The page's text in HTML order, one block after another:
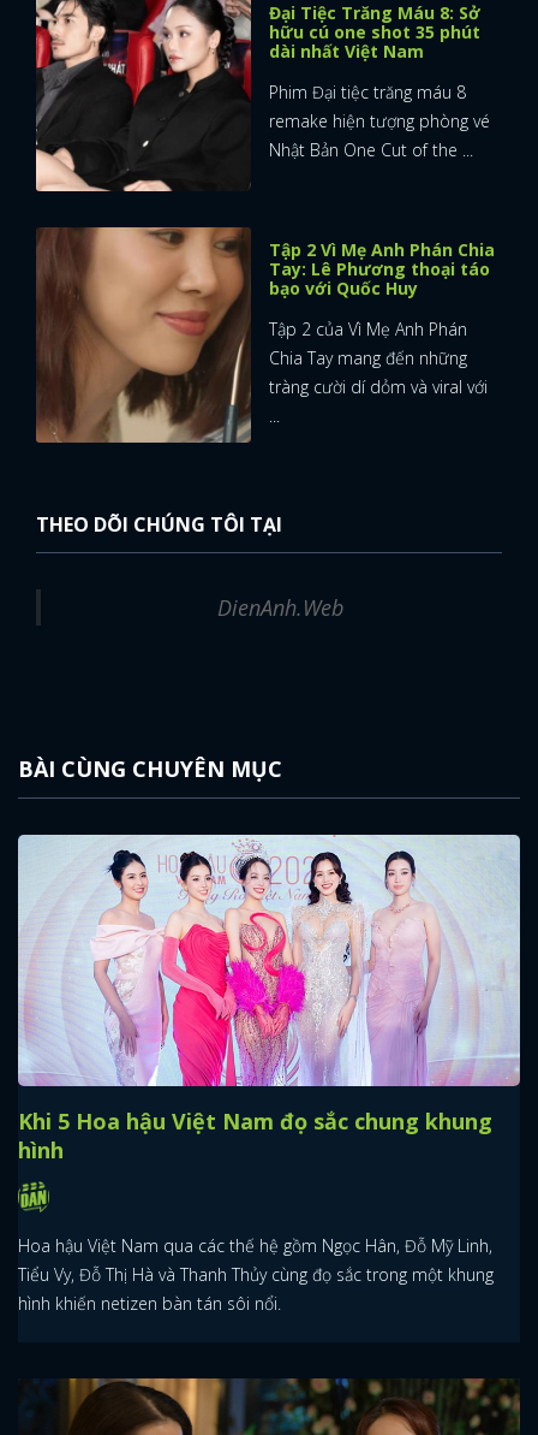
Đại Tiệc Trăng Máu 8: Sở
hữu cú one shot 35 phút
dài nhất Việt Nam
Phim Đại tiệc trăng máu 8
remake hiện tượng phòng vé
Nhật Bản One Cut of the ...
Tập 2 Vì Mẹ Anh Phán Chia
Tay: Lê Phương thoại táo
bạo với Quốc Huy
Tập 2 của Vì Mẹ Anh Phán
Chia Tay mang đến những
tràng cười dí dỏm và viral với
...
THEO DÕI CHÚNG TÔI TẠI
DienAnh.Web
BÀI CÙNG CHUYÊN MỤC
Khi 5 Hoa hậu Việt Nam đọ sắc chung khung
hình
Hoa hậu Việt Nam qua các thế hệ gồm Ngọc Hân, Đỗ Mỹ Linh,
Tiểu Vy, Đỗ Thị Hà và Thanh Thủy cùng đọ sắc trong một khung
hình khiến netizen bàn tán sôi nổi.